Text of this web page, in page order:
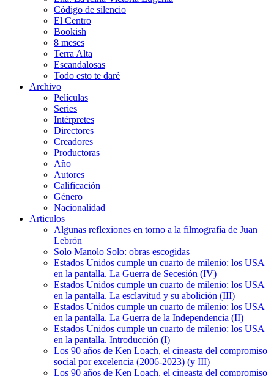
Código de silencio
El Centro
Bookish
8 meses
Terra Alta
Escandalosas
Todo esto te daré
Archivo
Películas
Series
Intérpretes
Directores
Creadores
Productoras
Año
Autores
Calificación
Género
Nacionalidad
Articulos
Algunas reflexiones en torno a la filmografía de Juan
Lebrón
Solo Manolo Solo: obras escogidas
Estados Unidos cumple un cuarto de milenio: los USA
en la pantalla. La Guerra de Secesión (IV)
Estados Unidos cumple un cuarto de milenio: los USA
en la pantalla. La esclavitud y su abolición (III)
Estados Unidos cumple un cuarto de milenio: los USA
en la pantalla. La Guerra de la Independencia (II)
Estados Unidos cumple un cuarto de milenio: los USA
en la pantalla. Introducción (I)
Los 90 años de Ken Loach, el cineasta del compromiso
social por excelencia (2006-2023) (y III)
Los 90 años de Ken Loach, el cineasta del compromiso